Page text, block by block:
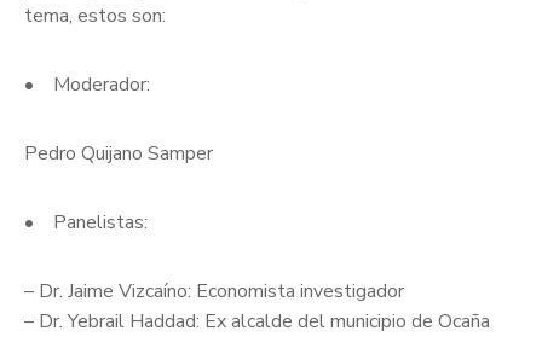
tema, estos son:
• Moderador:
Pedro Quijano Samper
• Panelistas:
– Dr. Jaime Vizcaíno: Economista investigador
– Dr. Yebrail Haddad: Ex alcalde del municipio de Ocaña